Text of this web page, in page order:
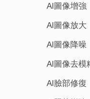
AI圖像增強
AI圖像放大
AI圖像降噪
AI圖像去模
AI臉部修復